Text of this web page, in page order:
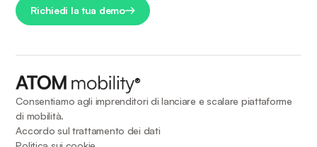
Richiedi la tua demo
®
Consentiamo agli imprenditori di lanciare e scalare piattaforme
di mobilità.
Accordo sul trattamento dei dati